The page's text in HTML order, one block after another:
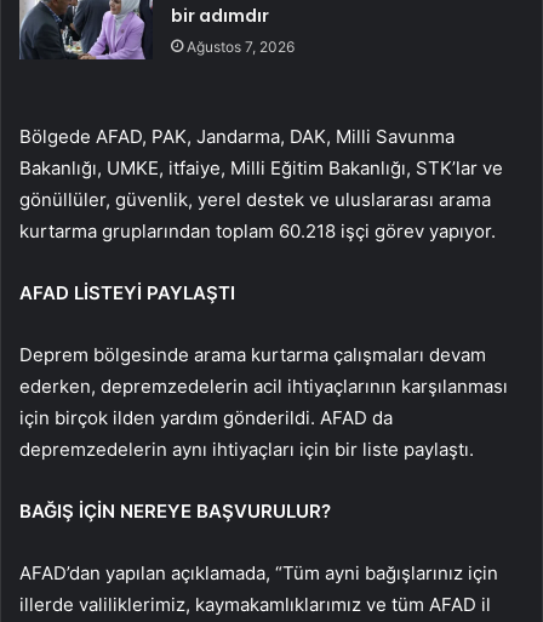
bir adımdır
Ağustos 7, 2026
Bölgede AFAD, PAK, Jandarma, DAK, Milli Savunma
Bakanlığı, UMKE, itfaiye, Milli Eğitim Bakanlığı, STK’lar ve
gönüllüler, güvenlik, yerel destek ve uluslararası arama
kurtarma gruplarından toplam 60.218 işçi görev yapıyor.
AFAD LİSTEYİ PAYLAŞTI
Deprem bölgesinde arama kurtarma çalışmaları devam
ederken, depremzedelerin acil ihtiyaçlarının karşılanması
için birçok ilden yardım gönderildi. AFAD da
depremzedelerin aynı ihtiyaçları için bir liste paylaştı.
BAĞIŞ İÇİN NEREYE BAŞVURULUR?
AFAD’dan yapılan açıklamada, “Tüm ayni bağışlarınız için
illerde valiliklerimiz, kaymakamlıklarımız ve tüm AFAD il